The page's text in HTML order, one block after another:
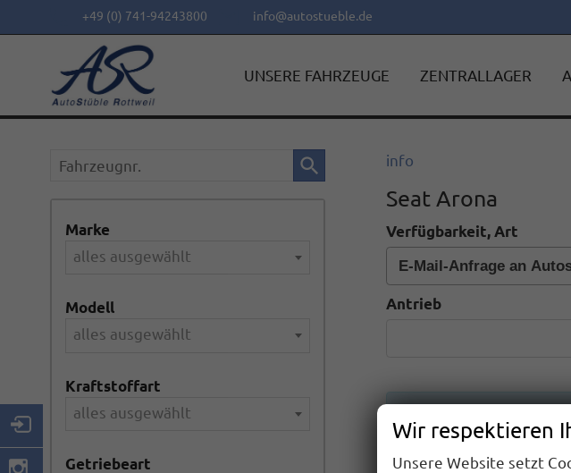
+49 (0) 741-94243800 info@autostueble.de
UNSERE FAHRZEUGE ZENTRALLAGER
info
Seat Arona
Verfügbarkeit, Art
Antrieb
In dieser Rubrik bzw.
Fahrzeugnr.
Marke
alles ausgewählt
Modell
alles ausgewählt
Kraftstoffart
alles ausgewählt
Getriebeart
Wir respektieren
Unsere Website setzt